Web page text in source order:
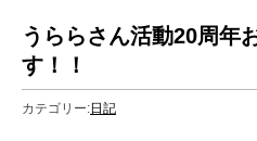
うららさん活動20周年
す！！
カテゴリー:日記